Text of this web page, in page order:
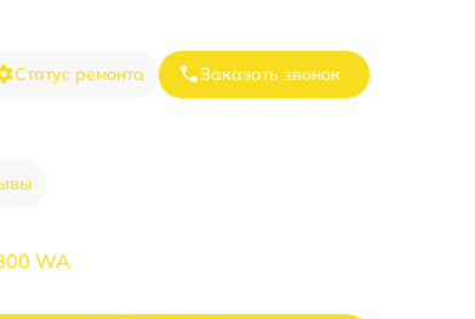
Статус ремонта Заказать звонок
WA